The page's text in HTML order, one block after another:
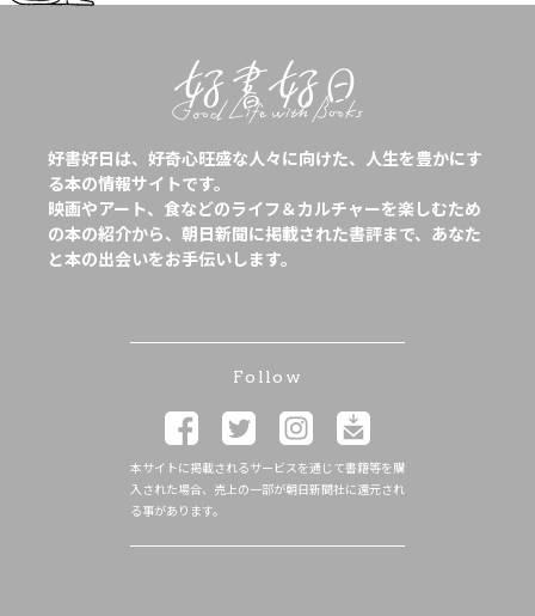
好書好日は、好奇心旺盛な人々に向けた、人生を豊かにす
る本の情報サイトです。
映画やアート、食などのライフ＆カルチャーを楽しむため
の本の紹介から、朝日新聞に掲載された書評まで、あなた
と本の出会いをお手伝いします。
Follow
本サイトに掲載されるサービスを通じて書籍等を購
入された場合、売上の一部が朝日新聞社に還元され
る事があります。